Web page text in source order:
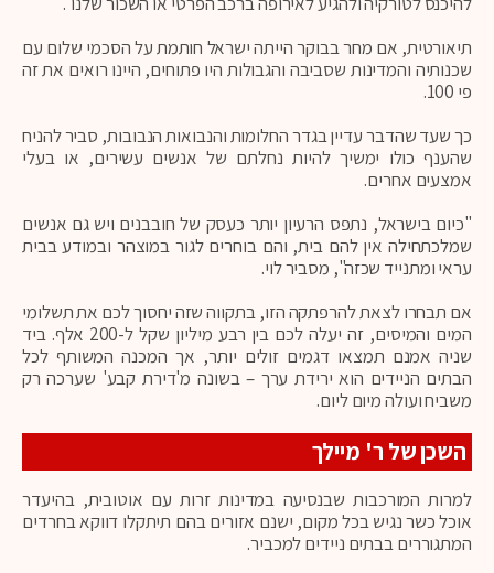
תיאורטית, אם מחר בבוקר הייתה ישראל חותמת על הסכמי שלום עם
שכנותיה והמדינות שסביבה והגבולות היו פתוחים, היינו רואים את זה
פי 100.
כך שעד שהדבר עדיין בגדר החלומות והנבואות הנבובות, סביר להניח
שהענף כולו ימשיך להיות נחלתם של אנשים עשירים, או בעלי
אמצעים אחרים.
"כיום בישראל, נתפס הרעיון יותר כעסק של חובבנים ויש גם אנשים
שמלכתחילה אין להם בית, והם בוחרים לגור במוצהר ובמודע בבית
עראי ומתנייד שכזה", מסביר לוי.
אם תבחרו לצאת להרפתקה הזו, בתקווה שזה יחסוך לכם את תשלומי
המים והמיסים, זה יעלה לכם בין רבע מיליון שקל ל-200 אלף. ביד
שניה אמנם תמצאו דגמים זולים יותר, אך המכנה המשותף לכל
הבתים הניידים הוא ירידת ערך – בשונה מ'דירת קבע' שערכה רק
משביח ועולה מיום ליום.
השכן של ר' מיילך
למרות המורכבות שבנסיעה במדינות זרות עם אוטובית, בהיעדר
אוכל כשר נגיש בכל מקום, ישנם אזורים בהם תיתקלו דווקא בחרדים
המתגוררים בבתים ניידים למכביר.